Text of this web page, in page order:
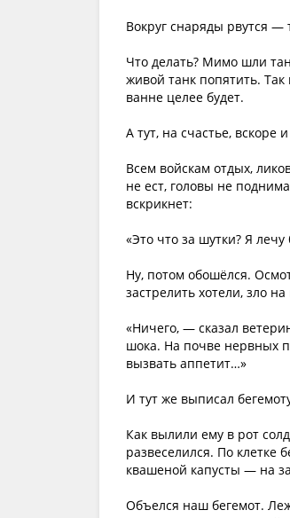
Вокруг снаряды рвутся —
Что делать? Мимо шли
живой танк попятить. Так
ванне целее будет.
А тут, на счастье,
Всем войскам отдых,
не ест, головы не
вскрикнет:
«Это что за шутки? Я
Ну, потом обошёлся.
застрелить хотели, зло
«Ничего, — сказал
шока. На почве нервных
вызвать аппетит…»
И тут же выписал
Как вылили ему в рот
развеселился. По клетке
квашеной капусты — на
Объелся наш бегемот.